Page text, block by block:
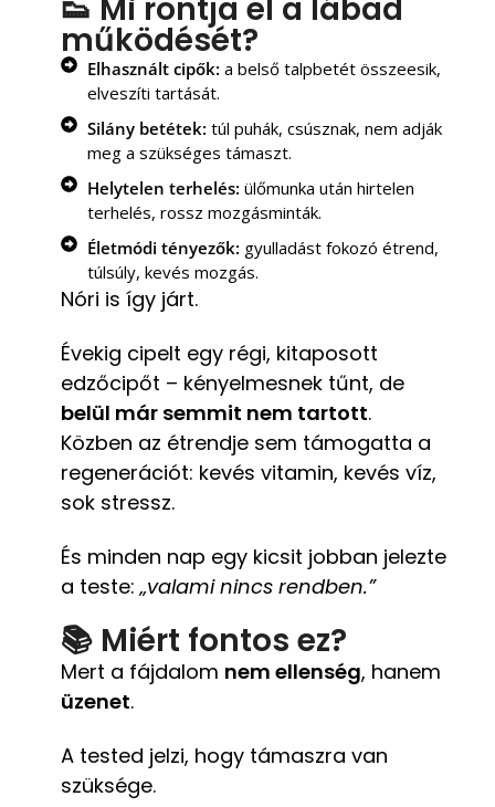
👟 Mi rontja el a lábad
működését?
Elhasznált cipők: a belső talpbetét összeesik,
elveszíti tartását.
Silány betétek: túl puhák, csúsznak, nem adják
meg a szükséges támaszt.
Helytelen terhelés: ülőmunka után hirtelen
terhelés, rossz mozgásminták.
Életmódi tényezők: gyulladást fokozó étrend,
túlsúly, kevés mozgás.
Nóri is így járt.
Évekig cipelt egy régi, kitaposott
edzőcipőt – kényelmesnek tűnt, de
belül már semmit nem tartott.
Közben az étrendje sem támogatta a
regenerációt: kevés vitamin, kevés víz,
sok stressz.
És minden nap egy kicsit jobban jelezte
a teste:„valami nincs rendben.”
📚 Miért fontos ez?
Mert a fájdalom nem ellenség, hanem
üzenet.
A tested jelzi, hogy támaszra van
szüksége.